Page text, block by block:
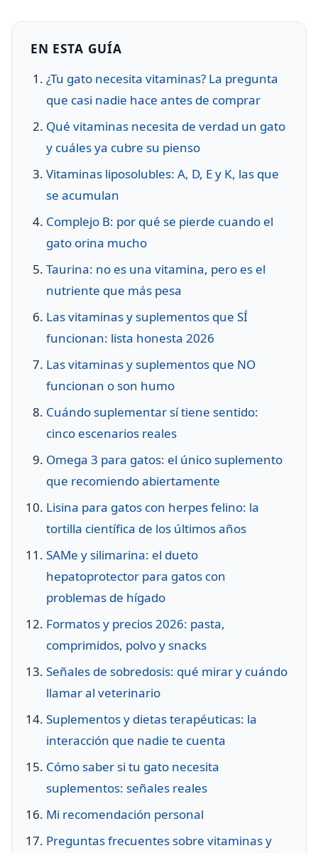
EN ESTA GUÍA
¿Tu gato necesita vitaminas? La pregunta
que casi nadie hace antes de comprar
Qué vitaminas necesita de verdad un gato
y cuáles ya cubre su pienso
Vitaminas liposolubles: A, D, E y K, las que
se acumulan
Complejo B: por qué se pierde cuando el
gato orina mucho
Taurina: no es una vitamina, pero es el
nutriente que más pesa
Las vitaminas y suplementos que SÍ
funcionan: lista honesta 2026
Las vitaminas y suplementos que NO
funcionan o son humo
Cuándo suplementar sí tiene sentido:
cinco escenarios reales
Omega 3 para gatos: el único suplemento
que recomiendo abiertamente
Lisina para gatos con herpes felino: la
tortilla científica de los últimos años
SAMe y silimarina: el dueto
hepatoprotector para gatos con
problemas de hígado
Formatos y precios 2026: pasta,
comprimidos, polvo y snacks
Señales de sobredosis: qué mirar y cuándo
llamar al veterinario
Suplementos y dietas terapéuticas: la
interacción que nadie te cuenta
Cómo saber si tu gato necesita
suplementos: señales reales
Mi recomendación personal
Preguntas frecuentes sobre vitaminas y